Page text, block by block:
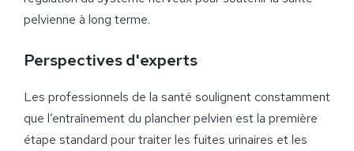
pelvienne à long terme.
Perspectives d'experts
Les professionnels de la santé soulignent constamment
que l’entraînement du plancher pelvien est la première
étape standard pour traiter les fuites urinaires et les